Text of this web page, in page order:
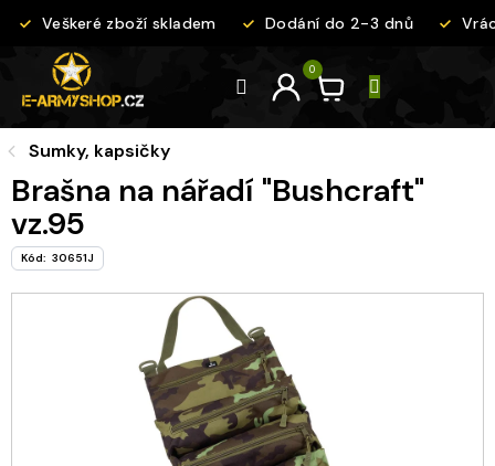
Veškeré zboží skladem Dodání do 2-3 dnů
Sumky, kapsičky
Brašna na nářadí "Bushcraft"
vz.95
Kód: 30651J